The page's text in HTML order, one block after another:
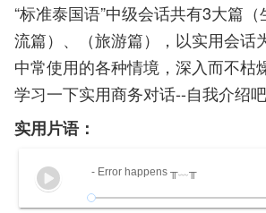
“标准泰国语”中级会话共有3大篇
流篇）、（旅游篇），以实用会话
中常使用的各种情境，深入而不枯
学习一下实用商务对话--自我介绍吧
实用片语：
- Error happens ╥﹏╥